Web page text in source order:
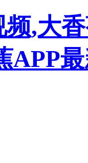
,大
APP